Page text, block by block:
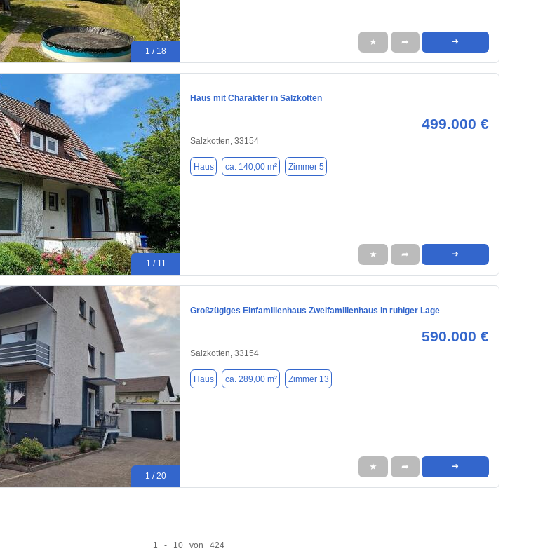
1 / 18
★ ➦ ➜
1 / 11
Haus mit Charakter in Salzkotten
499.000 €
Salzkotten, 33154
Haus ca. 140,00 m² Zimmer 5
★ ➦ ➜
1 / 20
Großzügiges Einfamilienhaus Zweifamilienhaus in ruhiger Lage
590.000 €
Salzkotten, 33154
Haus ca. 289,00 m² Zimmer 13
★ ➦ ➜
1 - 10 von 424